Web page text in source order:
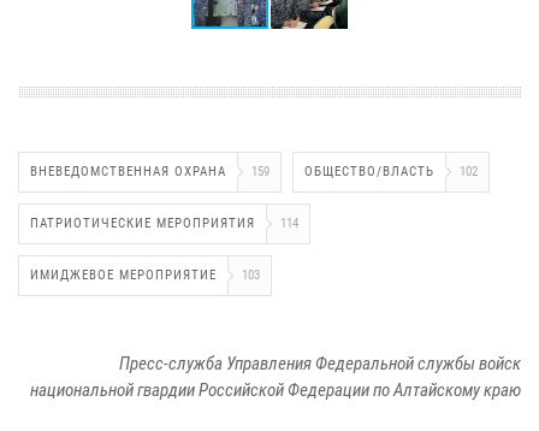
ВНЕВЕДОМСТВЕННАЯ ОХРАНА 159 ОБЩЕСТВО/ВЛАСТЬ 102
ПАТРИОТИЧЕСКИЕ МЕРОПРИЯТИЯ 114
ИМИДЖЕВОЕ МЕРОПРИЯТИЕ 103
Пресс-служба Управления Федеральной службы войск
национальной гвардии Российской Федерации по Алтайскому краю